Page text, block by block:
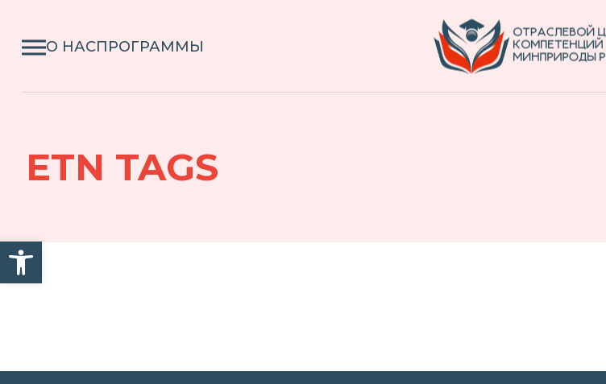
Открыть панель инструментов
О НАСПРОГРАММЫ
ETN TAGS